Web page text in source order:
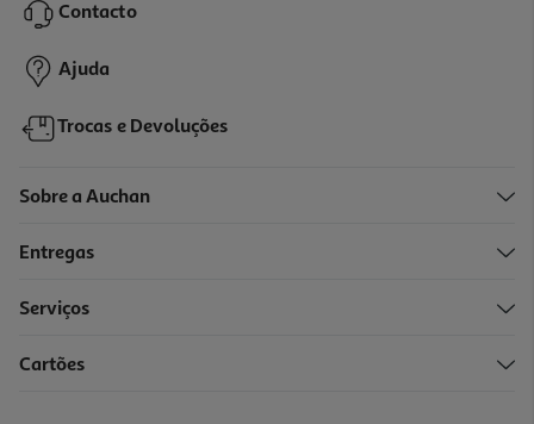
13,90 € PVP de editor
12,51 €
-10%
Contacto
Ajuda
Trocas e Devoluções
Sobre a Auchan
Entregas
Serviços
Cartões